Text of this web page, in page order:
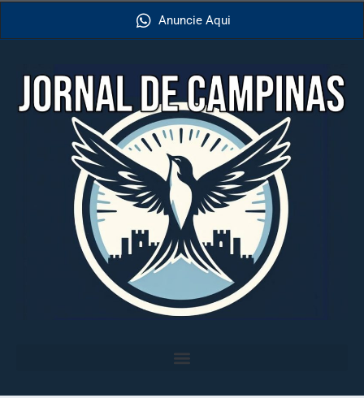
Anuncie Aqui